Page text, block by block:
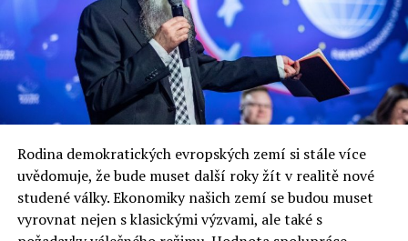
Rodina demokratických evropských zemí si stále více
uvědomuje, že bude muset další roky žít v realitě nové
studené války. Ekonomiky našich zemí se budou muset
vyrovnat nejen s klasickými výzvami, ale také s